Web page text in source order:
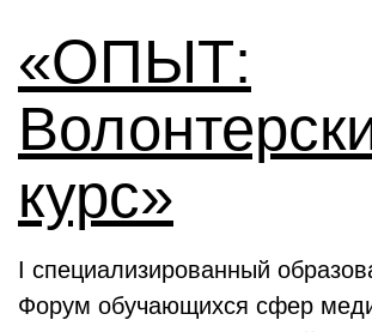
«ОПЫТ:
курс»
I специализированный
Форум обучающихся сфер